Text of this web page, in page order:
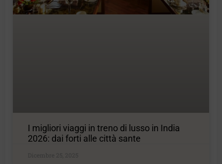
I migliori viaggi in treno di lusso in India
2026: dai forti alle città sante
Dicembre 25, 2025